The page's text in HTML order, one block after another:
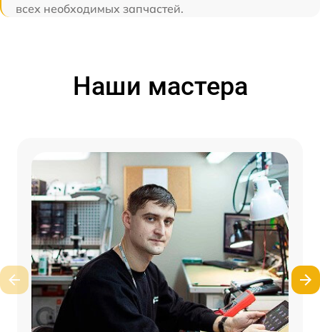
всех необходимых запчастей.
Наши мастера